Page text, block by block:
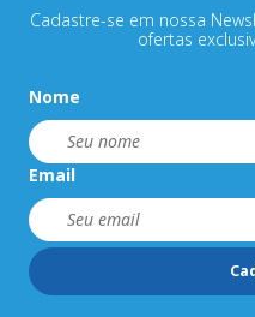
Cadastre-se em nossa
ofertas
Nome
Email